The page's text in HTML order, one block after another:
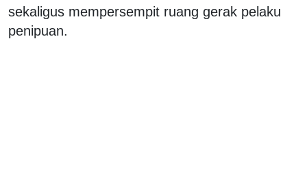
sekaligus mempersempit ruang gerak pelaku
penipuan.